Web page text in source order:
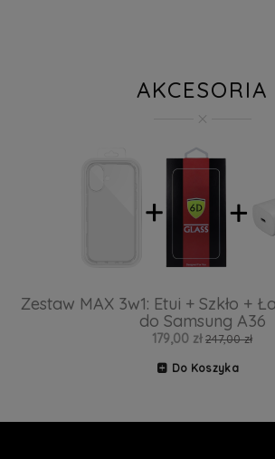
AKCESORIA
Zestaw MAX 3w1: Etui + Szkło +
do Samsung A36
179,00 zł 247,00 zł
Do Koszyka